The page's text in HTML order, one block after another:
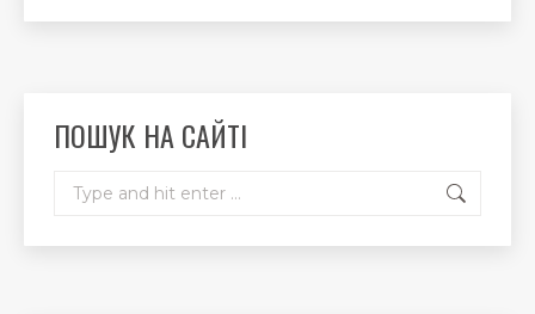
page
window
page
window
page
window
ПОШУК НА САЙТІ